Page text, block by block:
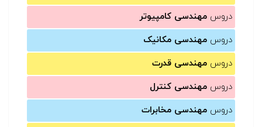
دروس مهندسی کامپیوتر
دروس مهندسی مکانیک
دروس مهندسی قدرت
دروس مهندسی کنترل
دروس مهندسی مخابرات